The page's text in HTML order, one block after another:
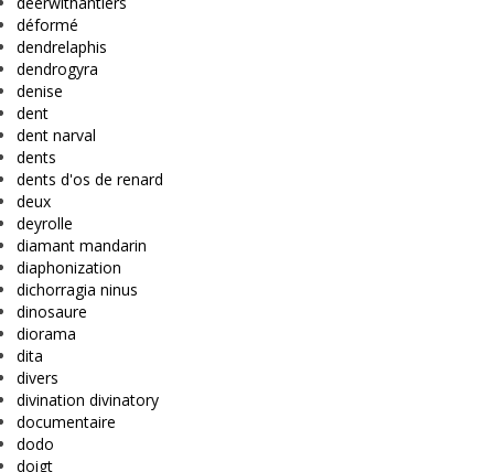
déformé
dendrelaphis
dendrogyra
denise
dent
dent narval
dents
dents d'os de renard
deux
deyrolle
diamant mandarin
diaphonization
dichorragia ninus
dinosaure
diorama
dita
divers
divination divinatory
documentaire
dodo
doigt